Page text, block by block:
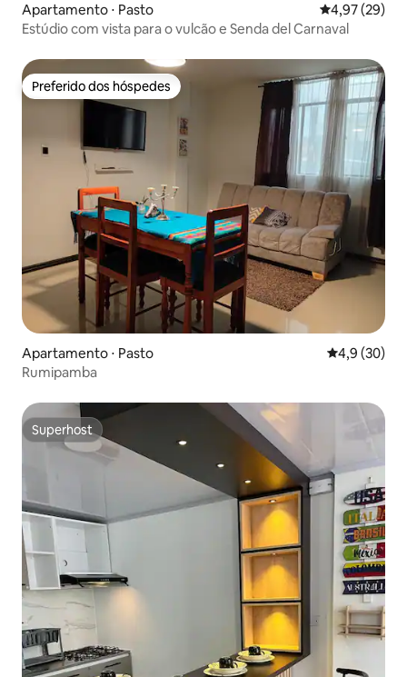
Apartamento ⋅ Pasto 4,97 de uma
4,97 (29)
Estúdio com vista para o vulcão e Senda del Carnaval
Preferido dos hóspedes
Preferido dos hóspedes
Apartamento ⋅ Pasto 4,9 de uma
4,9 (30)
Rumipamba
Superhost
Superhost